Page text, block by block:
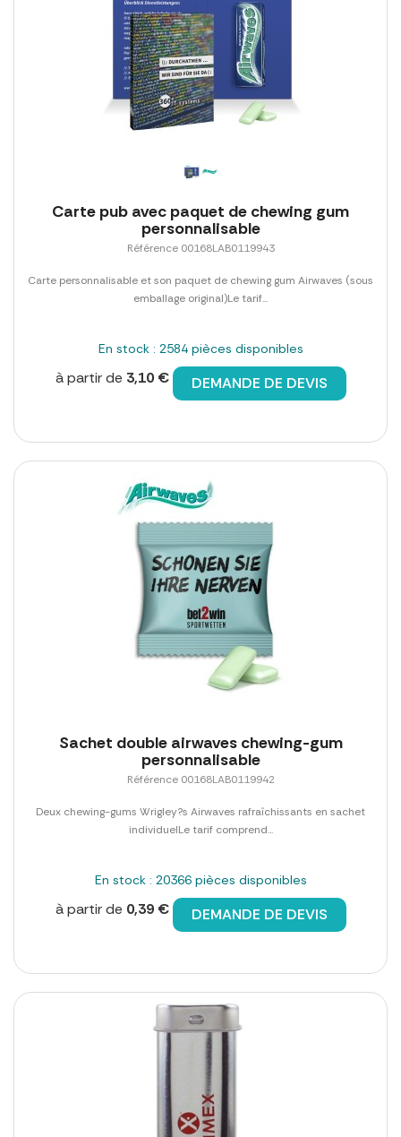
Carte pub avec paquet de chewing gum
personnalisable
Référence 00168LAB0119943
Carte personnalisable et son paquet de chewing gum Airwaves (sous
emballage original)Le tarif...
En stock : 2584 pièces disponibles
à partir de 3,10 € DEMANDE DE DEVIS
Sachet double airwaves chewing-gum
personnalisable
Référence 00168LAB0119942
Deux chewing-gums Wrigley?s Airwaves rafraîchissants en sachet
individuelLe tarif comprend...
En stock : 20366 pièces disponibles
à partir de 0,39 € DEMANDE DE DEVIS